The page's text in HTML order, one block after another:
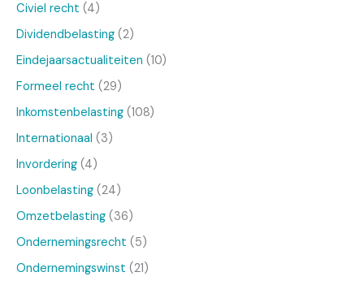
Civiel recht (4)
Dividendbelasting (2)
Eindejaarsactualiteiten (10)
Formeel recht (29)
Inkomstenbelasting (108)
Internationaal (3)
Invordering (4)
Loonbelasting (24)
Omzetbelasting (36)
Ondernemingsrecht (5)
Ondernemingswinst (21)